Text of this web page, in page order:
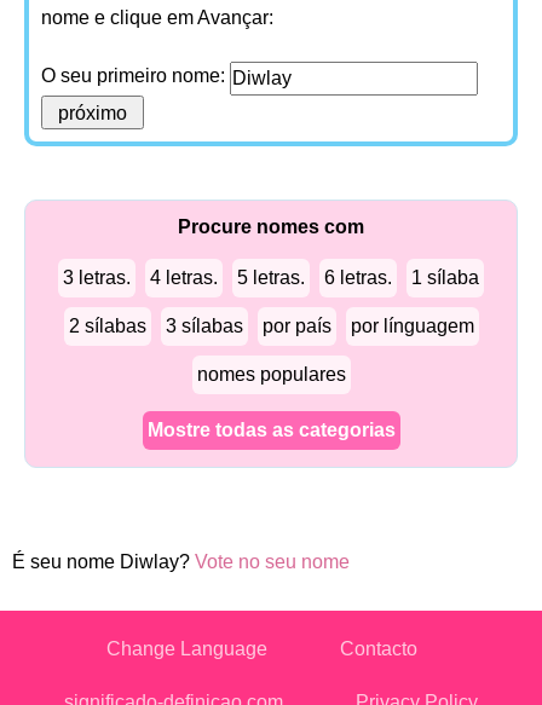
nome e clique em Avançar:
O seu primeiro nome:
Procure nomes com
3 letras. 4 letras. 5 letras. 6 letras. 1 sílaba
2 sílabas 3 sílabas por país por línguagem
nomes populares
Mostre todas as categorias
É seu nome Diwlay? Vote no seu nome
Change Language Contacto